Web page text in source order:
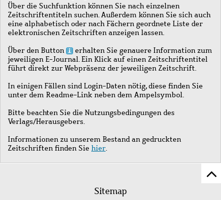
Über die Suchfunktion können Sie nach einzelnen
Zeitschriftentiteln suchen. Außerdem können Sie sich auch
eine alphabetisch oder nach Fächern geordnete Liste der
elektronischen Zeitschriften anzeigen lassen.
Über den Button
erhalten Sie genauere Information zum
jeweiligen E-Journal. Ein Klick auf einen Zeitschriftentitel
führt direkt zur Webpräsenz der jeweiligen Zeitschrift.
In einigen Fällen sind Login-Daten nötig, diese finden Sie
unter dem Readme-Link neben dem Ampelsymbol.
Bitte beachten Sie die Nutzungsbedingungen des
Verlags/Herausgebers.
Informationen zu unserem Bestand an gedruckten
Zeitschriften finden Sie hier.
Fußleistenmenü
Sitemap